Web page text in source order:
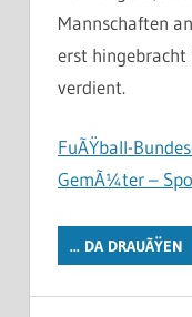
Mannschaften
erst hingebracht
verdient.
FuÃŸball-
GemÃ¼ter –
... DA DRAUÃŸEN